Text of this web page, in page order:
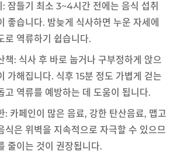
: 잠들기 최소 3~4시간 전에는 음식 섭취
좋습니다. 밤늦게 식사하면 누운 자세에
로 역류하기 쉽습니다.
책: 식사 후 바로 눕거나 구부정하게 앉으
가해집니다. 식후 15분 정도 가볍게 걷는
고 역류를 예방하는 데 도움이 됩니다.
: 카페인이 많은 음료, 강한 탄산음료, 맵고
식은 위벽을 지속적으로 자극할 수 있으므
줄이는 것이 권장됩니다.